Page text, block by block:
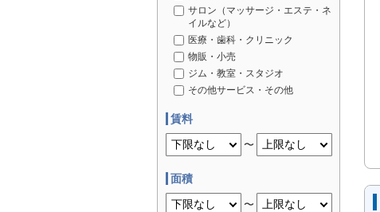
サロン（マッサージ・エステ・ネ
イルなど）
医療・歯科・クリニック
物販・小売
ジム・教室・スタジオ
その他サービス・その他
賃料
〜
面積
〜